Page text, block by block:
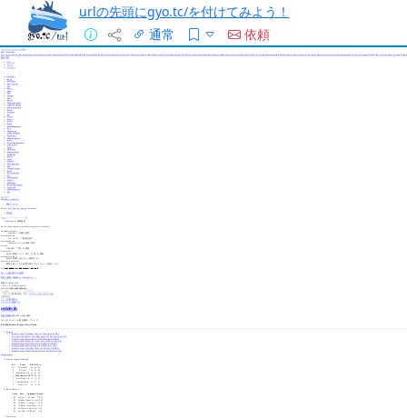
urlの先頭にgyo.tc/を付けてみよう！
通常
依頼